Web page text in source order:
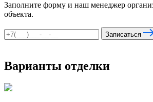
Заполните форму и наш менеджер
объекта.
Записаться
Варианты отделки